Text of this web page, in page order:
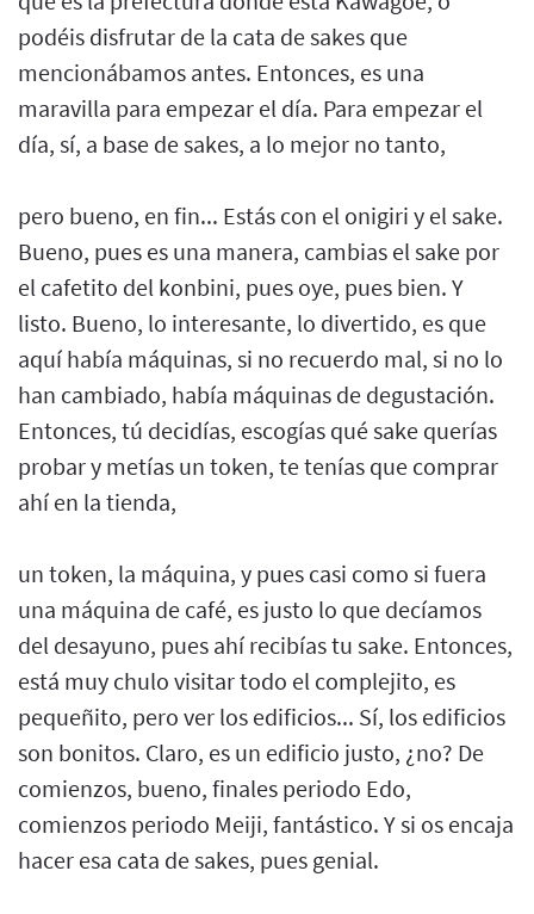
podéis disfrutar de la cata de sakes que
mencionábamos antes. Entonces, es una
maravilla para empezar el día. Para empezar el
día, sí, a base de sakes, a lo mejor no tanto,
pero bueno, en fin... Estás con el onigiri y el sake.
Bueno, pues es una manera, cambias el sake por
el cafetito del konbini, pues oye, pues bien. Y
listo. Bueno, lo interesante, lo divertido, es que
aquí había máquinas, si no recuerdo mal, si no lo
han cambiado, había máquinas de degustación.
Entonces, tú decidías, escogías qué sake querías
probar y metías un token, te tenías que comprar
ahí en la tienda,
un token, la máquina, y pues casi como si fuera
una máquina de café, es justo lo que decíamos
del desayuno, pues ahí recibías tu sake. Entonces,
está muy chulo visitar todo el complejito, es
pequeñito, pero ver los edificios... Sí, los edificios
son bonitos. Claro, es un edificio justo, ¿no? De
comienzos, bueno, finales periodo Edo,
comienzos periodo Meiji, fantástico. Y si os encaja
hacer esa cata de sakes, pues genial.